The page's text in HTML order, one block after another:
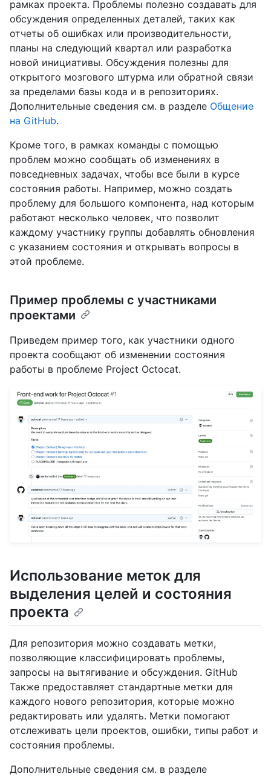
рамках проекта. Проблемы полезно создавать для
обсуждения определенных деталей, таких как
отчеты об ошибках или производительности,
планы на следующий квартал или разработка
новой инициативы. Обсуждения полезны для
открытого мозгового штурма или обратной связи
за пределами базы кода и в репозиториях.
Дополнительные сведения см. в разделе Общение
на GitHub.
Кроме того, в рамках команды с помощью
проблем можно сообщать об изменениях в
повседневных задачах, чтобы все были в курсе
состояния работы. Например, можно создать
проблему для большого компонента, над которым
работают несколько человек, что позволит
каждому участнику группы добавлять обновления
с указанием состояния и открывать вопросы в
этой проблеме.
Пример проблемы с участниками
проектами
Приведем пример того, как участники одного
проекта сообщают об изменении состояния
работы в проблеме Project Octocat.
Использование меток для
выделения целей и состояния
проекта
Для репозитория можно создавать метки,
позволяющие классифицировать проблемы,
запросы на вытягивание и обсуждения. GitHub
Также предоставляет стандартные метки для
каждого нового репозитория, которые можно
редактировать или удалять. Метки помогают
отслеживать цели проектов, ошибки, типы работ и
состояния проблемы.
Дополнительные сведения см. в разделе